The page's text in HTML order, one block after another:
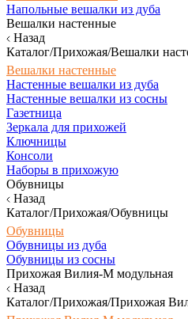
Напольные вешалки из дуба
Вешалки настенные
Назад
Каталог/Прихожая/Вешалки
Вешалки настенные
Настенные вешалки из дуба
Настенные вешалки из сосны
Газетница
Зеркала для прихожей
Ключницы
Консоли
Наборы в прихожую
Обувницы
Назад
Каталог/Прихожая/Обувницы
Обувницы
Обувницы из дуба
Обувницы из сосны
Прихожая Вилия-М модульная
Назад
Каталог/Прихожая/Прихожая